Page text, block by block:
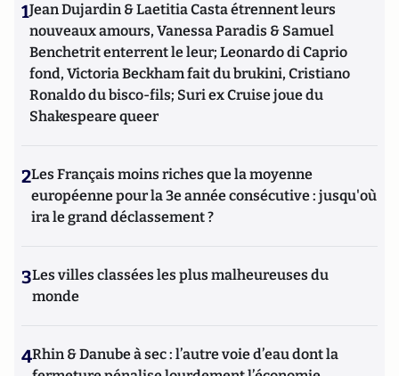
1Jean Dujardin & Laetitia Casta étrennent leurs
nouveaux amours, Vanessa Paradis & Samuel
Benchetrit enterrent le leur; Leonardo di Caprio
fond, Victoria Beckham fait du brukini, Cristiano
Ronaldo du bisco-fils; Suri ex Cruise joue du
Shakespeare queer
2Les Français moins riches que la moyenne
européenne pour la 3e année consécutive : jusqu'où
ira le grand déclassement ?
3Les villes classées les plus malheureuses du
monde
4Rhin & Danube à sec : l’autre voie d’eau dont la